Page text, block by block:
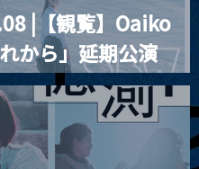
|【観覧】Oaiko
から」延期公演
Lights × 17歳
の壁